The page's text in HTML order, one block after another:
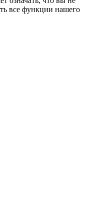
все функции нашего